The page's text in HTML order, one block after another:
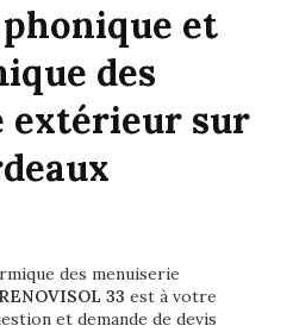
et
des
extérieur sur
des menuiserie
RENOVISOL 33 est à votre
et demande de devis